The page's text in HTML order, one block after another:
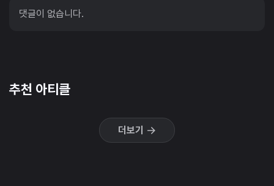
댓글이 없습니다.
추천 아티클
더보기